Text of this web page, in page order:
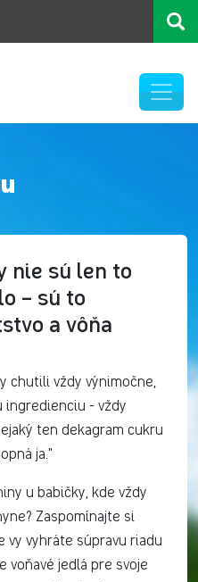
nie sú len to
– sú to
a vôňa
chutili vždy výnimočne,
ingredienciu - vždy
ten dekagram cukru
ja."
u babičky, kde vždy
Zaspomínajte si
vy vyhráte súpravu riadu
voňavé jedlá pre svoje